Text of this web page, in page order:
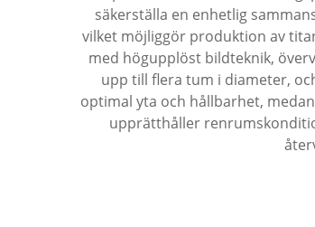
säkerställa en enhetlig
vilket möjliggör produktion av
med högupplöst bildteknik,
upp till flera tum i diameter,
optimal yta och hållbarhet,
upprätthåller